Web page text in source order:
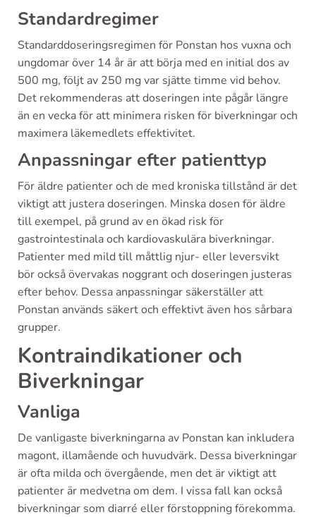
Standardregimer
Standarddoseringsregimen för Ponstan hos vuxna och
ungdomar över 14 år är att börja med en initial dos av
500 mg, följt av 250 mg var sjätte timme vid behov.
Det rekommenderas att doseringen inte pågår längre
än en vecka för att minimera risken för biverkningar och
maximera läkemedlets effektivitet.
Anpassningar efter patienttyp
För äldre patienter och de med kroniska tillstånd är det
viktigt att justera doseringen. Minska dosen för äldre
till exempel, på grund av en ökad risk för
gastrointestinala och kardiovaskulära biverkningar.
Patienter med mild till måttlig njur- eller leversvikt
bör också övervakas noggrant och doseringen justeras
efter behov. Dessa anpassningar säkerställer att
Ponstan används säkert och effektivt även hos sårbara
grupper.
Kontraindikationer och
Biverkningar
Vanliga
De vanligaste biverkningarna av Ponstan kan inkludera
magont, illamående och huvudvärk. Dessa biverkningar
är ofta milda och övergående, men det är viktigt att
patienter är medvetna om dem. I vissa fall kan också
biverkningar som diarré eller förstoppning förekomma.